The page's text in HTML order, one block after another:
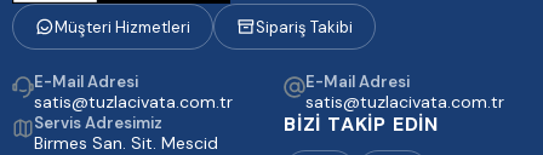
Müşteri Hizmetleri Sipariş Takibi
E-Mail Adresi
satis@tuzlacivata.com.tr
E-Mail Adresi
satis@tuzlacivata.com.tr
Servis Adresimiz
Birmes San. Sit. Mescid
BİZİ TAKİP EDİN